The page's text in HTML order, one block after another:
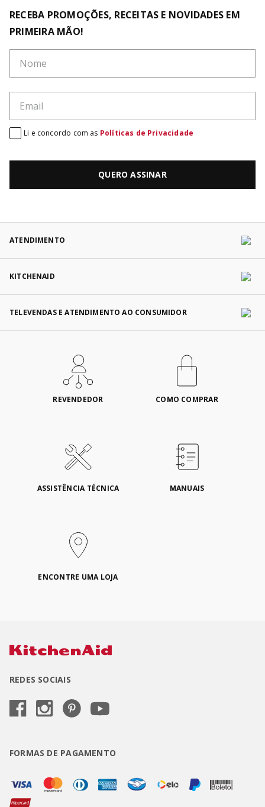
RECEBA PROMOÇÕES, RECEITAS E NOVIDADES EM
PRIMEIRA MÃO!
QUERO ASSINAR
Li e concordo com as Políticas de Privacidade
ATENDIMENTO
KITCHENAID
TELEVENDAS E ATENDIMENTO AO CONSUMIDOR
REVENDEDOR COMO COMPRAR
ASSISTÊNCIA TÉCNICA MANUAIS
ENCONTRE UMA LOJA
REDES SOCIAIS
FORMAS DE PAGAMENTO